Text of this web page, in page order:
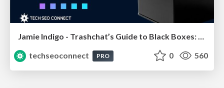
Jamie Indigo - Trashchat’s Guide to Black Boxes: Technical SEO Tactics for LLMs
techseoconnect
PRO 0 560